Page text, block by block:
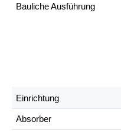
Bauliche Ausführung
Einrichtung
Absorber